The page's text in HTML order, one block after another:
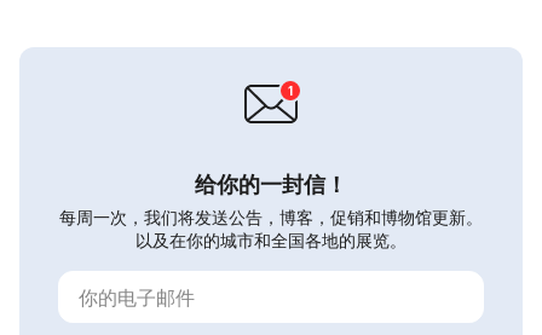
给你的一封信！
每周一次，我们将发送公告，博客，促销和博物馆更新。
以及在你的城市和全国各地的展览。